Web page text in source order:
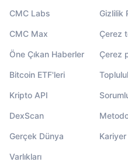
CMC Labs
CMC Max
Öne Çıkan Haberler
Bitcoin ETF'leri
Kripto API
DexScan
Gerçek Dünya
Varlıkları
Gizlilik
Çerez
Çerez
Kariyer